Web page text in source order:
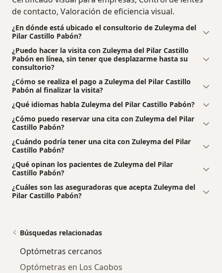
de contacto, Valoración de eficiencia visual.
¿En dónde está ubicado el consultorio de Zuleyma del
Pilar Castillo Pabón?
¿Puedo hacer la visita con Zuleyma del Pilar Castillo
Pabón en línea, sin tener que desplazarme hasta su
consultorio?
¿Cómo se realiza el pago a Zuleyma del Pilar Castillo
Pabón al finalizar la visita?
¿Qué idiomas habla Zuleyma del Pilar Castillo Pabón?
¿Cómo puedo reservar una cita con Zuleyma del Pilar
Castillo Pabón?
¿Cuándo podría tener una cita con Zuleyma del Pilar
Castillo Pabón?
¿Qué opinan los pacientes de Zuleyma del Pilar
Castillo Pabón?
¿Cuáles son las aseguradoras que acepta Zuleyma del
Pilar Castillo Pabón?
Búsquedas relacionadas
Optómetras cercanos
Optómetras en Los Caobos